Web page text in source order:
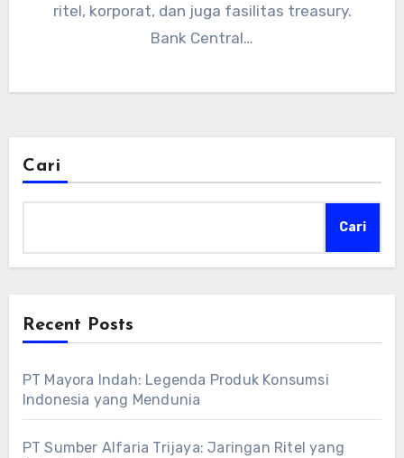
ritel, korporat, dan juga fasilitas treasury.
Bank Central…
Cari
Cari
Recent Posts
PT Mayora Indah: Legenda Produk Konsumsi
Indonesia yang Mendunia
PT Sumber Alfaria Trijaya: Jaringan Ritel yang